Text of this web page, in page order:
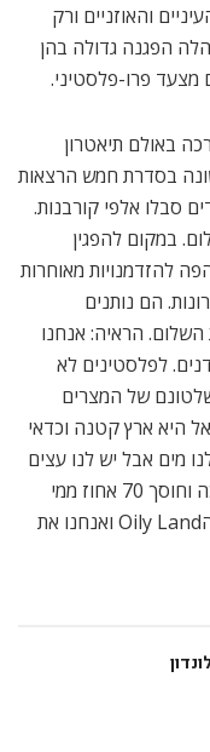
והאוזניים ורק
הפגנה גדולה בהן
מצעד פרו-פלסטיני.
באולם תיאטרון
בסדרת חמש הרצאות
סבלו אלפי קורבנות.
במקום להפגין
להזדמנויות מאוחרות
הם נותנים
הראיה: אנחנו
לפלסטינים לא
של המצרים
היא ארץ קטנה וכדאי
מים אבל יש לנו עצים
עליהם מוצב מחשב שקורא את רמת הצריכה וחוסך 70 אחוז ממי
ההשקיה. מה לעשות שהערבים קיבלו את הOily Land ואנחנו את